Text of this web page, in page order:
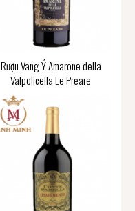
Rượu Vang Ý Amarone della
Valpolicella Le Preare